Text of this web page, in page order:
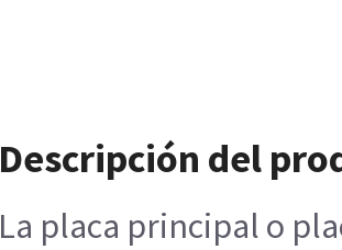
Descripción del
La placa principal o